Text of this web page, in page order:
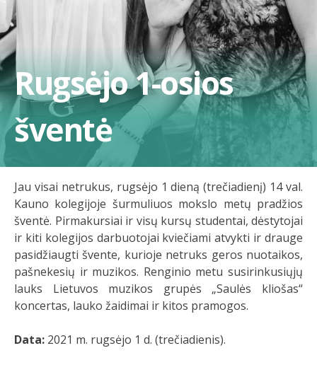
Rugsėjo 1-osios
šventė
Jau visai netrukus, rugsėjo 1 dieną (trečiadienį) 14 val.
Kauno kolegijoje šurmuliuos mokslo metų pradžios
šventė. Pirmakursiai ir visų kursų studentai, dėstytojai
ir kiti kolegijos darbuotojai kviečiami atvykti ir drauge
pasidžiaugti švente, kurioje netruks geros nuotaikos,
pašnekesių ir muzikos. Renginio metu susirinkusiųjų
lauks Lietuvos muzikos grupės „Saulės kliošas“
koncertas, lauko žaidimai ir kitos pramogos.
Data: 2021 m. rugsėjo 1 d. (trečiadienis).